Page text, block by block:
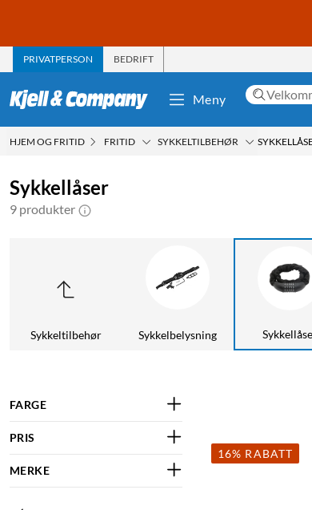
PRIVATPERSON BEDRIFT
Meny
HJEM OG FRITID FRITID SYKKELTILBEHØR
Sykkellåser
9 produkter
Sykkeltilbehør Sykkelbelysning
FARGE
PRIS
MERKE
16% RABATT